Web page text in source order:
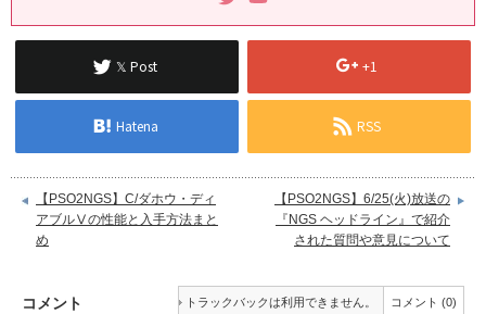
𝕏 Post +1
Hatena RSS
【PSO2NGS】C/ダホウ・ディ
アブルⅤの性能と入手方法まと
め
【PSO2NGS】6/25(火)放送の
『NGS ヘッドライン』で紹介
された質問や意見について
コメント トラックバックは利用できません。 コメント (0)